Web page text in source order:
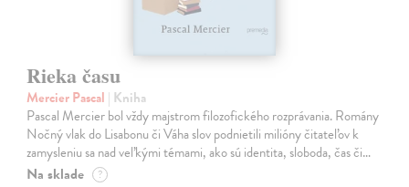
Rieka času
Mercier Pascal | Kniha
Pascal Mercier bol vždy majstrom filozofického rozprávania. Romány
Nočný vlak do Lisabonu či Váha slov podnietili milióny čitateľov k
zamysleniu sa nad veľkými témami, ako sú identita, sloboda, čas či…
Na sklade ?